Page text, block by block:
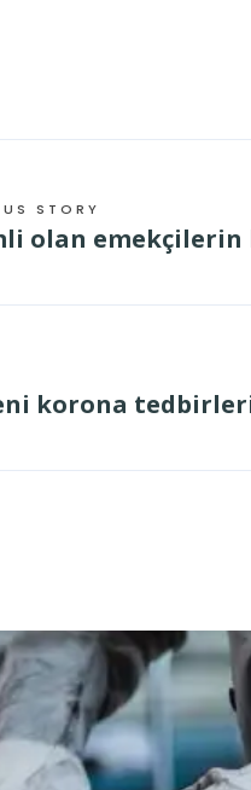
STORY
olan emekçilerin
korona